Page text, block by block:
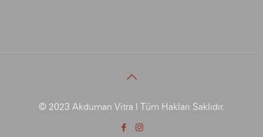
© 2023 Akduman Vitra | Tüm Hakları Saklıdır.